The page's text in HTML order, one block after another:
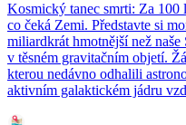
Kosmický tanec smrti: Za 100
co čeká Zemi. Představte si
miliardkrát hmotnější než
v těsném gravitačním objetí.
kterou nedávno odhalili
aktivním galaktickém jádru